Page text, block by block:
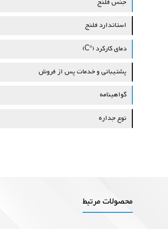
استاندارد فلنج
دمای کارکرد (°C)
پشتیبانی و خدمات پس از فروش
گواهینامه
نوع جداره
محصولات مرتبط